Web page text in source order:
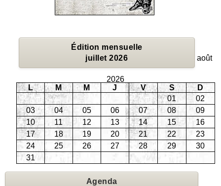
Édition mensuelle
juillet 2026
août
2026
L
M M J V S
D
01
02
03
04 05 06 07 08
09
10
11 12 13 14 15
16
17
18 19 20 21 22
23
24
25 26 27 28 29
30
31
Agenda